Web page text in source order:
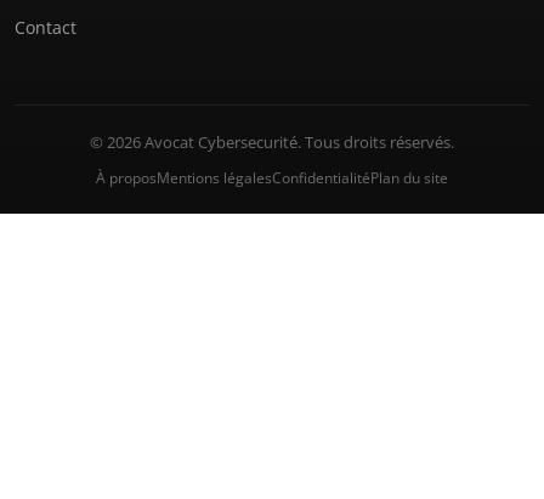
Contact
© 2026 Avocat Cybersecurité. Tous droits réservés.
À proposMentions légalesConfidentialitéPlan du site